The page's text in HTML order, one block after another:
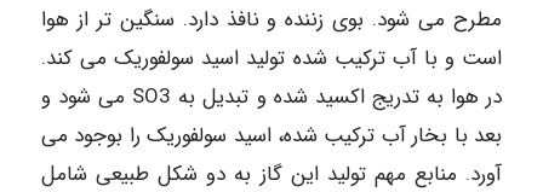
مطرح می شود. بوی زننده و نافذ دارد. سنگین تر از هوا
است و با آب ترکیب شده تولید اسید سولفوریک می کند.
در هوا به تدریج اکسید شده و تبدیل به SO3 می شود و
بعد با بخار آب ترکیب شده، اسید سولفوریک را بوجود می
آورد. منابع مهم تولید این گاز به دو شکل طبیعی شامل